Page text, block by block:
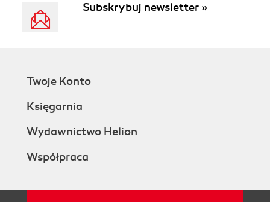
Subskrybuj newsletter »
Twoje Konto
Księgarnia
Wydawnictwo Helion
Współpraca